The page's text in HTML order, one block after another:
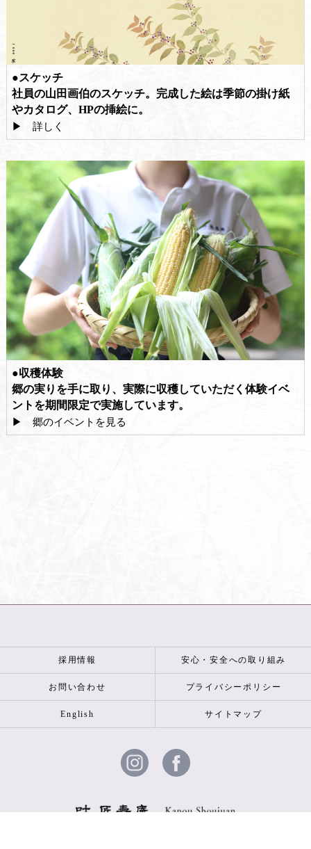
●スケッチ
社員の山田画伯のスケッチ。完成した絵は季節の掛け紙
やカタログ、HPの挿絵に。
▶ 詳しく
●収穫体験
郷の実りを手に取り、実際に収穫していただく体験イベ
ントを期間限定で実施しています。
▶ 郷のイベントを見る
採用情報 安心・安全への取り組み
お問い合わせ プライバシーポリシー
English サイトマップ